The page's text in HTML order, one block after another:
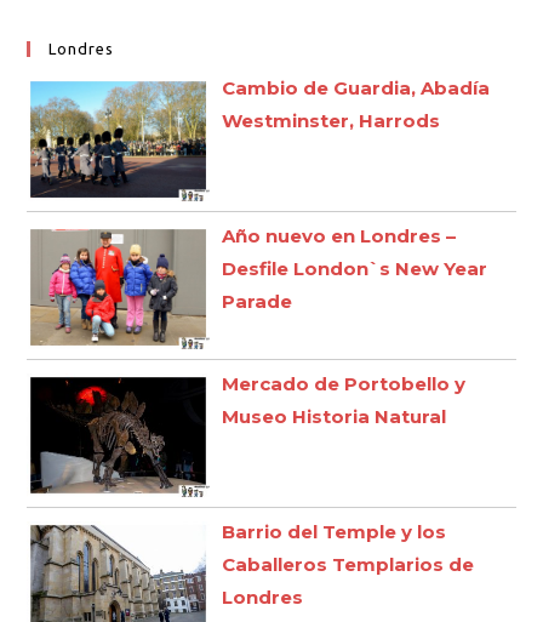
Londres
Cambio de Guardia, Abadía
Westminster, Harrods
Año nuevo en Londres –
Desfile London`s New Year
Parade
Mercado de Portobello y
Museo Historia Natural
Barrio del Temple y los
Caballeros Templarios de
Londres